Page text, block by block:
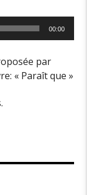
00:00
par
« Paraît que »